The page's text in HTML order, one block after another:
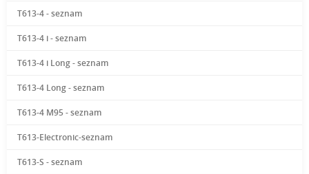
T613-4 - seznam
T613-4 i - seznam
T613-4 i Long - seznam
T613-4 Long - seznam
T613-4 M95 - seznam
T613-Electronic-seznam
T613-S - seznam